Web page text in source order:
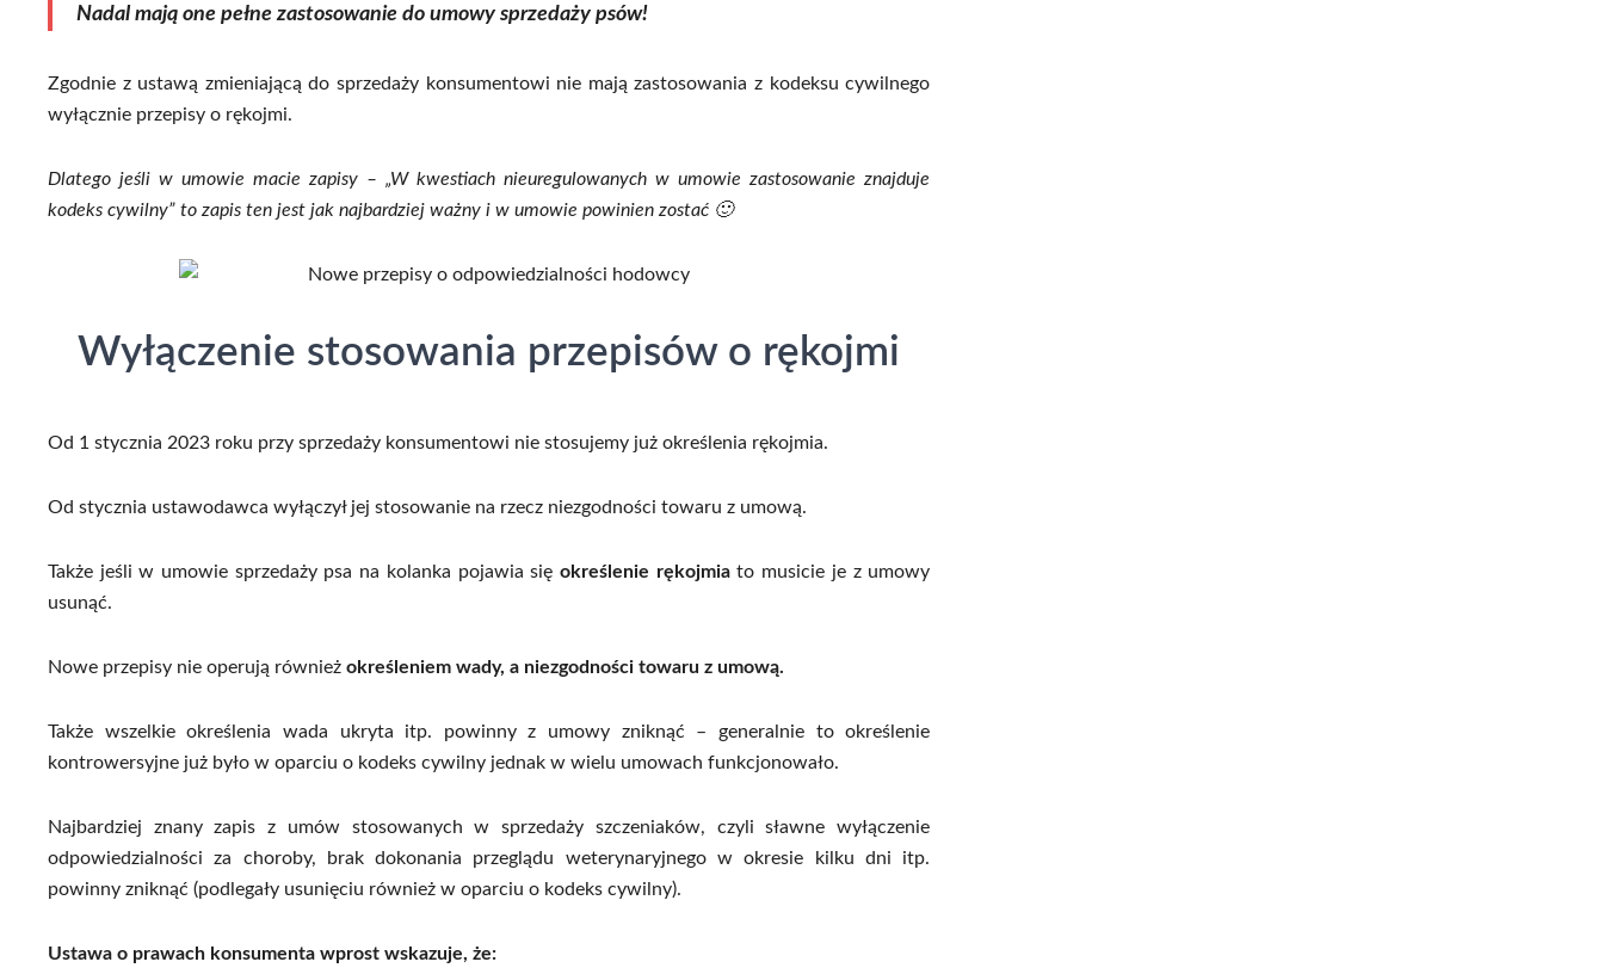
Nadal mają one pełne zastosowanie do umowy sprzedaży psów!
Zgodnie z ustawą zmieniającą do sprzedaży konsumentowi nie mają zastosowania z kodeksu cywilnego
wyłącznie przepisy o rękojmi.
Dlatego jeśli w umowie macie zapisy – „W kwestiach nieuregulowanych w umowie zastosowanie znajduje
kodeks cywilny” to zapis ten jest jak najbardziej ważny i w umowie powinien zostać 🙂
Wyłączenie stosowania przepisów o rękojmi
Od 1 stycznia 2023 roku przy sprzedaży konsumentowi nie stosujemy już określenia rękojmia.
Od stycznia ustawodawca wyłączył jej stosowanie na rzecz niezgodności towaru z umową.
Także jeśli w umowie sprzedaży psa na kolanka pojawia się określenie rękojmiato musicie je z umowy
usunąć.
Nowe przepisy nie operują również określeniem wady, a niezgodności towaru z umową.
Także wszelkie określenia wada ukryta itp. powinny z umowy zniknąć – generalnie to określenie
kontrowersyjne już było w oparciu o kodeks cywilny jednak w wielu umowach funkcjonowało.
Najbardziej znany zapis z umów stosowanych w sprzedaży szczeniaków, czyli sławne wyłączenie
odpowiedzialności za choroby, brak dokonania przeglądu weterynaryjnego w okresie kilku dni itp.
powinny zniknąć (podlegały usunięciu również w oparciu o kodeks cywilny).
Ustawa o prawach konsumenta wprost wskazuje, że: